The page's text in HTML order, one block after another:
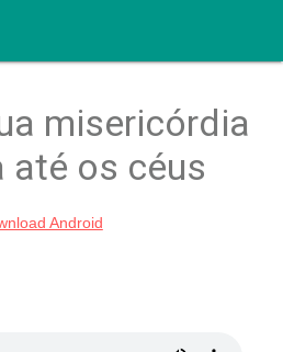
misericórdia
até os céus